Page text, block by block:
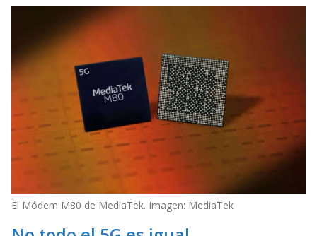
El Módem M80 de MediaTek. Imagen: MediaTek